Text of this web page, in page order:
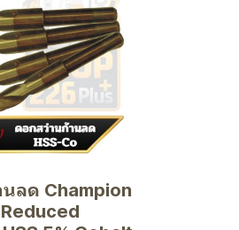
ลด Champion